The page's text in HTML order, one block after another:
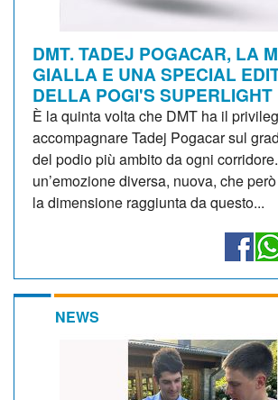
DMT. TADEJ POGACAR, LA
GIALLA E UNA SPECIAL
DELLA POGI'S SUPERLIGHT
È la quinta volta che DMT ha il
accompagnare Tadej Pogacar sul
del podio più ambito da ogni
un’emozione diversa, nuova, che
la dimensione raggiunta da questo...
NEWS